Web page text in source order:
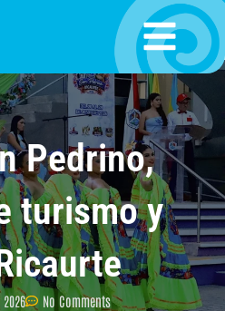
Pedrino,
turismo y
No Comments